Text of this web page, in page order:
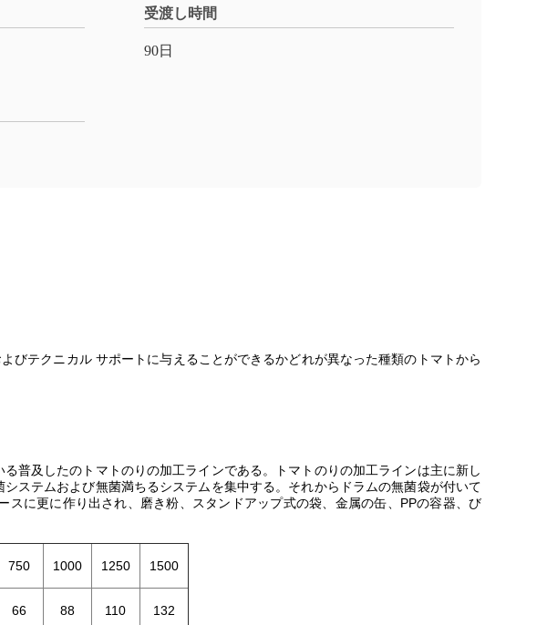
受渡し時間
90日
びテクニカル サポートに与えることができるかどれが異なった種類のトマトから
普及したのトマトのりの加工ラインである。トマトのりの加工ラインは主に新し
ステムおよび無菌満ちるシステムを集中する。それからドラムの無菌袋が付いて
に更に作り出され、磨き粉、スタンドアップ式の袋、金属の缶、PPの容器、び
750 1000 1250 1500
66 88 110 132